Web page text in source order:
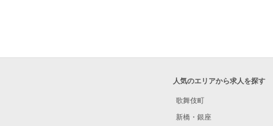
人気のエリアから求人を探す
歌舞伎町
新橋・銀座